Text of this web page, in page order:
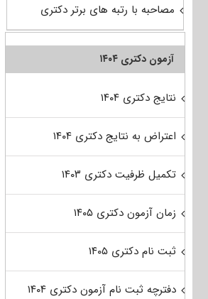
مصاحبه با رتبه های برتر دکتری
آزمون دکتری ۱۴۰۴
نتایج دکتری ۱۴۰۴
اعتراض به نتایج دکتری ۱۴۰۴
تکمیل ظرفیت دکتری ۱۴۰۳
زمان آزمون دکتری ۱۴۰۵
ثبت نام دکتری ۱۴۰۵
دفترچه ثبت نام آزمون دکتری ۱۴۰۴